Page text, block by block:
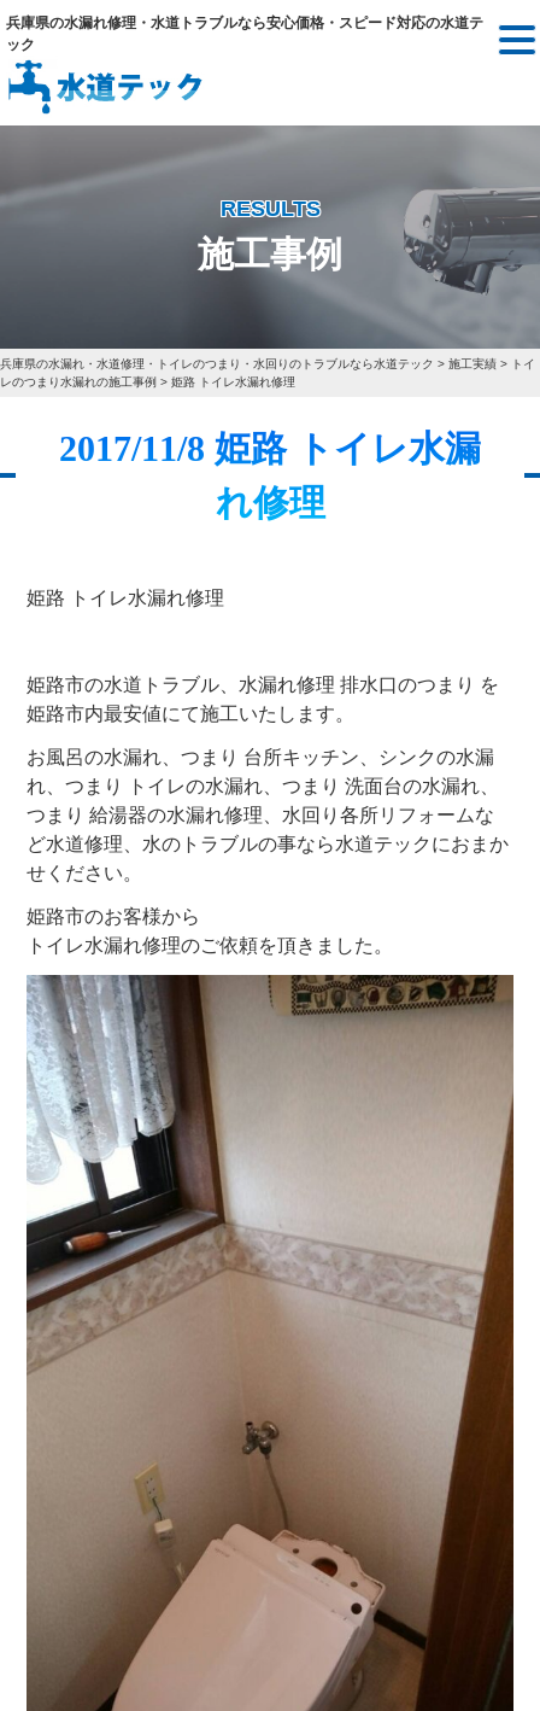
兵庫県の水漏れ修理・水道トラブルなら安心価格・スピード対応の水道テ
ック
RESULTS
施工事例
兵庫県の水漏れ・水道修理・トイレのつまり・水回りのトラブルなら水道テック > 施工実績 > トイ
レのつまり水漏れの施工事例 > 姫路 トイレ水漏れ修理
2017/11/8 姫路 トイレ水漏
れ修理
姫路 トイレ水漏れ修理
姫路市の水道トラブル、水漏れ修理 排水口のつまり を
姫路市内最安値にて施工いたします。
お風呂の水漏れ、つまり 台所キッチン、シンクの水漏
れ、つまり トイレの水漏れ、つまり 洗面台の水漏れ、
つまり 給湯器の水漏れ修理、水回り各所リフォームな
ど水道修理、水のトラブルの事なら水道テックにおまか
せください。
姫路市のお客様から
トイレ水漏れ修理のご依頼を頂きました。